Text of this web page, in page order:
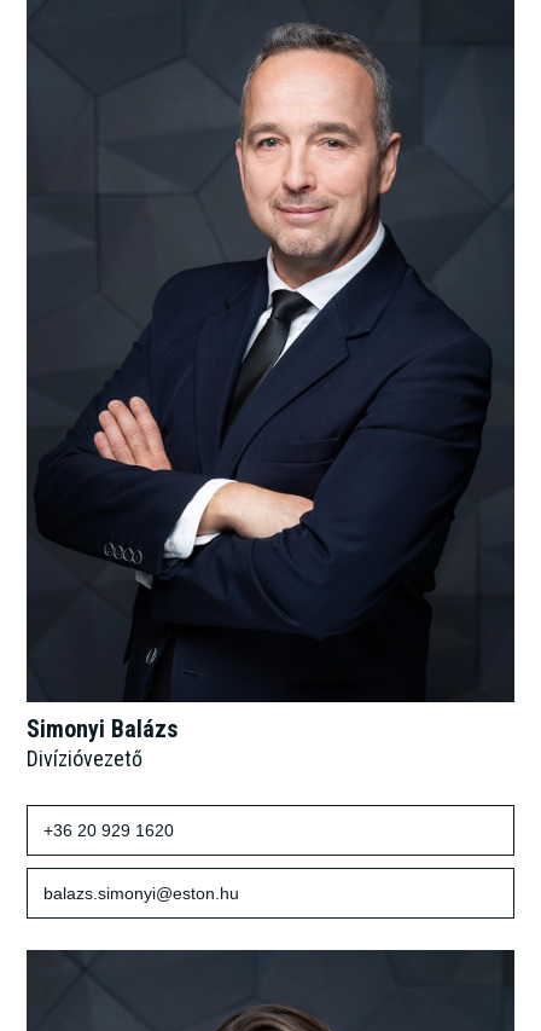
Simonyi Balázs
Divízióvezető
+36 20 929 1620
balazs.simonyi@eston.hu